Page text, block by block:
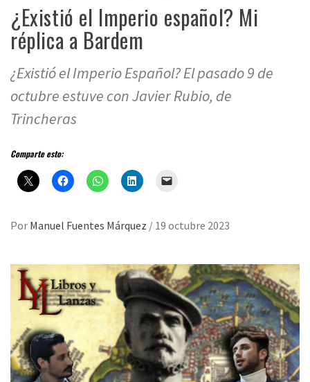
¿Existió el Imperio español? Mi
réplica a Bardem
¿Existió el Imperio Español? El pasado 9 de
octubre estuve con Javier Rubio, de
Trincheras
Comparte esto:
Por Manuel Fuentes Márquez / 19 octubre 2023